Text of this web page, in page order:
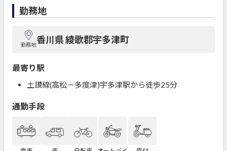
勤務地
勤務地香川県 綾歌郡宇多津町
最寄り駅
土讃線(高松－多度津)宇多津駅から徒歩25分
通勤手段